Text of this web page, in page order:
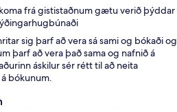
frá gististaðnum gætu verið þýddar
sig þarf að vera sá sami og bókaði og
þarf að vera það sama og nafnið á
áskilur sér rétt til að neita
bókunum.